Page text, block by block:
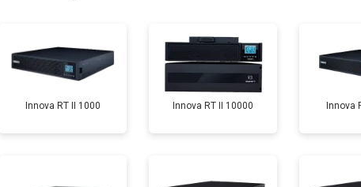
Innova RT II 1000 Innova RT II 10000 Innova